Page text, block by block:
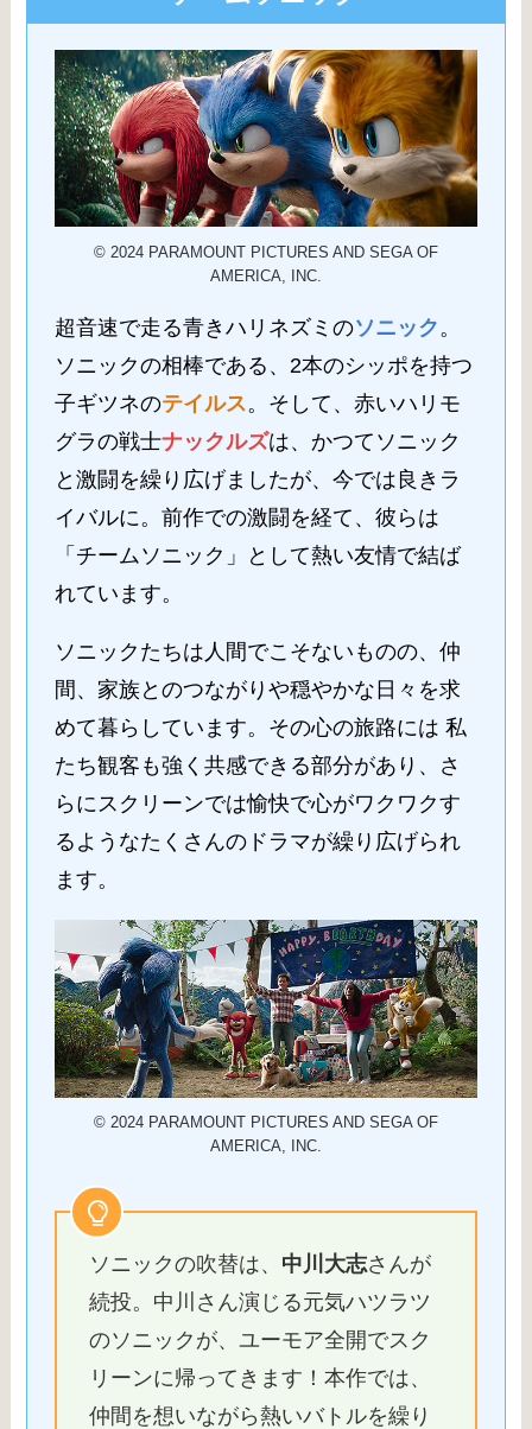
© 2024 PARAMOUNT PICTURES AND SEGA OF
AMERICA, INC.
超音速で走る青きハリネズミのソニック 。
ソニックの相棒である、2本のシッポを持つ
子ギツネのテイルス。そして、赤いハリモ
グラの戦士ナックルズは、かつてソニック
と激闘を繰り広げましたが、今では良きラ
イバルに。前作での激闘を経て、彼らは
「チームソニック」として熱い友情で結ば
れています。
ソニックたちは人間でこそないものの、仲
間、家族とのつながりや穏やかな日々を求
めて暮らしています。その心の旅路には 私
たち観客も強く共感できる部分があり、さ
らにスクリーンでは愉快で心がワクワクす
るようなたくさんのドラマが繰り広げられ
ます。
© 2024 PARAMOUNT PICTURES AND SEGA OF
AMERICA, INC.
ソニックの吹替は、 中川大志さんが
続投。中川さん演じる元気ハツラツ
のソニックが、ユーモア全開でスク
リーンに帰ってきます！本作では、
仲間を想いながら熱いバトルを繰り